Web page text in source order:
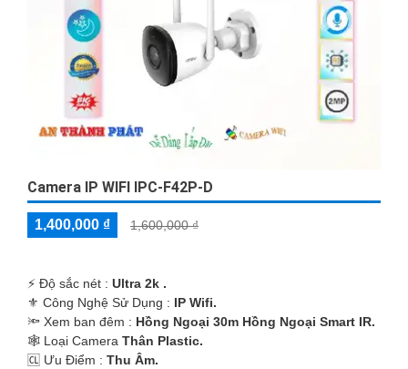
Camera IP WIFI IPC-F42P-D
1,400,000 ₫ 1,600,000 ₫
️⚡ Độ sắc nét : Ultra 2k .
⚜️ Công Nghệ Sử Dụng : IP Wifi.
🔦 Xem ban đêm : Hồng Ngoại 30m Hồng Ngoại Smart IR.
🕸️ Loại Camera Thân Plastic.
️🆑 Ưu Điểm : Thu Âm.